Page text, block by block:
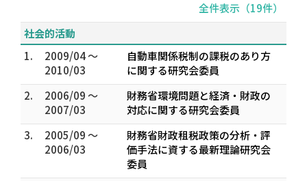
全件表示（19件）
社会的活動
1.
2009/04 ～
2010/03
自動車関係税制の課税のあり方
に関する研究会委員
2.
2006/09 ～
2007/03
財務省環境問題と経済・財政の
対応に関する研究会委員
3.
2005/09 ～
2006/03
財務省財政租税政策の分析・評
価手法に資する最新理論研究会
委員